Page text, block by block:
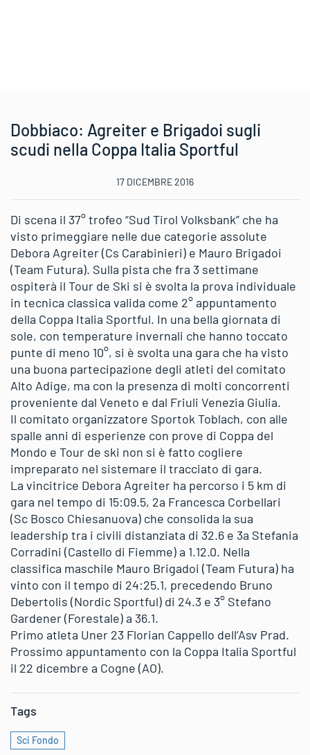
Dobbiaco: Agreiter e Brigadoi sugli
scudi nella Coppa Italia Sportful
17 DICEMBRE 2016
Di scena il 37° trofeo “Sud Tirol Volksbank” che ha
visto primeggiare nelle due categorie assolute
Debora Agreiter (Cs Carabinieri) e Mauro Brigadoi
(Team Futura). Sulla pista che fra 3 settimane
ospiterà il Tour de Ski si è svolta la prova individuale
in tecnica classica valida come 2° appuntamento
della Coppa Italia Sportful. In una bella giornata di
sole, con temperature invernali che hanno toccato
punte di meno 10°, si è svolta una gara che ha visto
una buona partecipazione degli atleti del comitato
Alto Adige, ma con la presenza di molti concorrenti
proveniente dal Veneto e dal Friuli Venezia Giulia.
Il comitato organizzatore Sportok Toblach, con alle
spalle anni di esperienze con prove di Coppa del
Mondo e Tour de ski non si è fatto cogliere
impreparato nel sistemare il tracciato di gara.
La vincitrice Debora Agreiter ha percorso i 5 km di
gara nel tempo di 15:09.5, 2a Francesca Corbellari
(Sc Bosco Chiesanuova) che consolida la sua
leadership tra i civili distanziata di 32.6 e 3a Stefania
Corradini (Castello di Fiemme) a 1.12.0. Nella
classifica maschile Mauro Brigadoi (Team Futura) ha
vinto con il tempo di 24:25.1, precedendo Bruno
Debertolis (Nordic Sportful) di 24.3 e 3° Stefano
Gardener (Forestale) a 36.1.
Primo atleta Uner 23 Florian Cappello dell’Asv Prad.
Prossimo appuntamento con la Coppa Italia Sportful
il 22 dicembre a Cogne (AO).
Tags
Sci Fondo